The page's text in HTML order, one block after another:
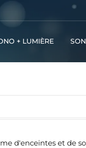
+ LUMIÈRE
d'enceintes et de